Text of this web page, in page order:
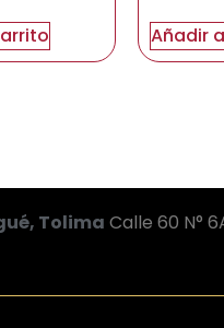
Añadir
Tolima Calle 60 N°